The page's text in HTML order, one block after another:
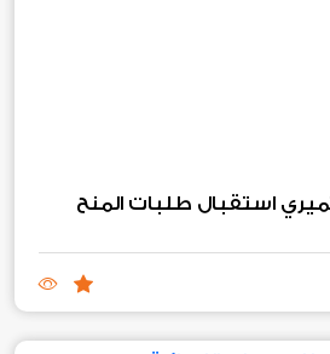
استقبال طلبات المنح